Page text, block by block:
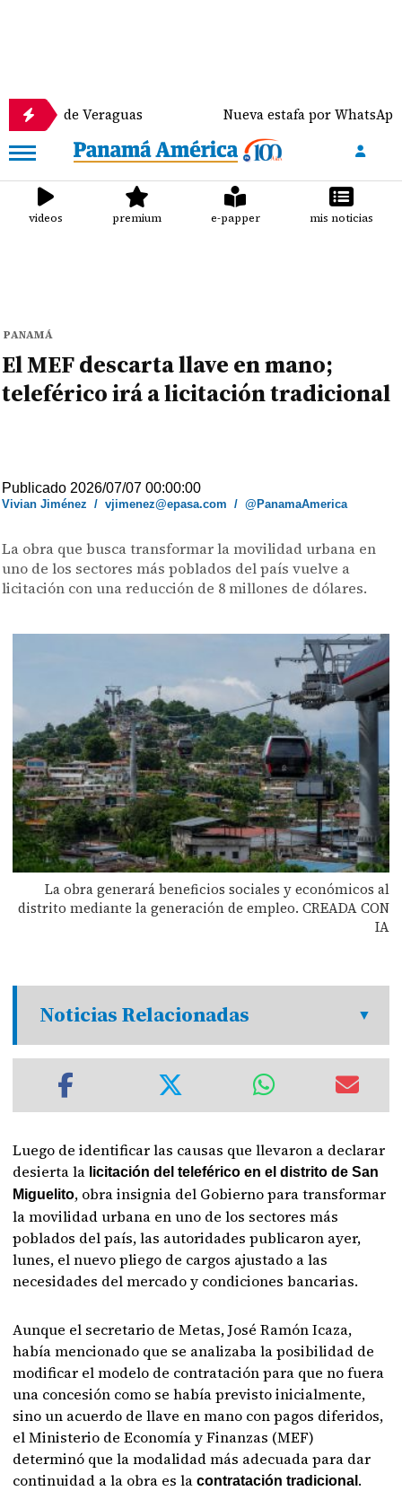
Veraguas Nueva estafa por WhatsApp
videos premium e-papper mis noticias
PANAMÁ
El MEF descarta llave en mano;
teleférico irá a licitación tradicional
Publicado 2026/07/07 00:00:00
Vivian Jiménez /vjimenez@epasa.com /@PanamaAmerica
La obra que busca transformar la movilidad urbana en
uno de los sectores más poblados del país vuelve a
licitación con una reducción de 8 millones de dólares.
La obra generará beneficios sociales y económicos al
distrito mediante la generación de empleo. CREADA CON
IA
Noticias Relacionadas
Luego de identificar las causas que llevaron a declarar
desierta la licitación del teleférico en el distrito de San
Miguelito, obra insignia del Gobierno para transformar
la movilidad urbana en uno de los sectores más
poblados del país, las autoridades publicaron ayer,
lunes, el nuevo pliego de cargos ajustado a las
necesidades del mercado y condiciones bancarias.
Aunque el secretario de Metas, José Ramón Icaza,
había mencionado que se analizaba la posibilidad de
modificar el modelo de contratación para que no fuera
una concesión como se había previsto inicialmente,
sino un acuerdo de llave en mano con pagos diferidos,
el Ministerio de Economía y Finanzas (MEF)
determinó que la modalidad más adecuada para dar
continuidad a la obra es lacontratación tradicional .